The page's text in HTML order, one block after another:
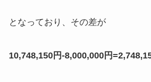
となっており、その差が
10,748,150円-8,000,000円